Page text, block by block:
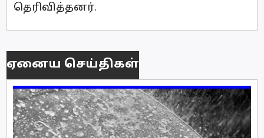
தெரிவித்தனர்.
ஏனைய செய்திகள்